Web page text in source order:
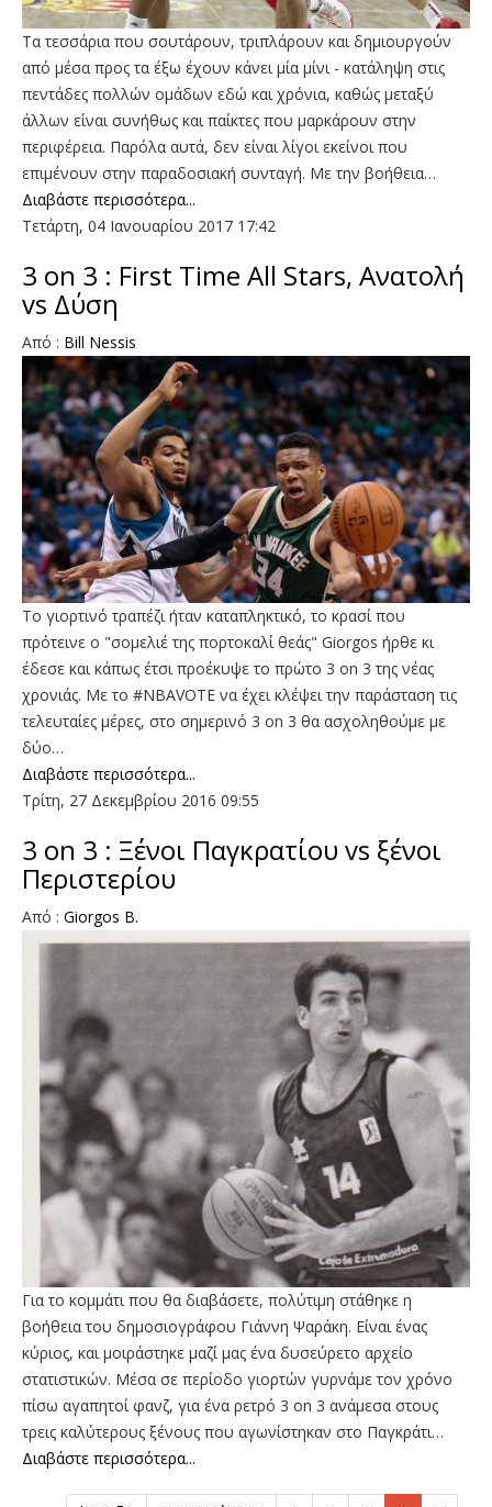
Τα τεσσάρια που σουτάρουν, τριπλάρουν και δημιουργούν
από μέσα προς τα έξω έχουν κάνει μία μίνι - κατάληψη στις
πεντάδες πολλών ομάδων εδώ και χρόνια, καθώς μεταξύ
άλλων είναι συνήθως και παίκτες που μαρκάρουν στην
περιφέρεια. Παρόλα αυτά, δεν είναι λίγοι εκείνοι που
επιμένουν στην παραδοσιακή συνταγή. Με την βοήθεια…
Διαβάστε περισσότερα...
Τετάρτη, 04 Ιανουαρίου 2017 17:42
3 οn 3 : First Time All Stars, Ανατολή
vs Δύση
Από : Bill Nessis
Το γιορτινό τραπέζι ήταν καταπληκτικό, το κρασί που
πρότεινε ο "σομελιέ της πορτοκαλί θεάς" Giorgos ήρθε κι
έδεσε και κάπως έτσι προέκυψε το πρώτο 3 on 3 της νέας
χρονιάς. Με το #NBAVOTE να έχει κλέψει την παράσταση τις
τελευταίες μέρες, στο σημερινό 3 on 3 θα ασχοληθούμε με
δύο…
Διαβάστε περισσότερα...
Τρίτη, 27 Δεκεμβρίου 2016 09:55
3 on 3 : Ξένοι Παγκρατίου vs ξένοι
Περιστερίου
Από : Giorgos B.
Για το κομμάτι που θα διαβάσετε, πολύτιμη στάθηκε η
βοήθεια του δημοσιογράφου Γιάννη Ψαράκη. Είναι ένας
κύριος, και μοιράστηκε μαζί μας ένα δυσεύρετο αρχείο
στατιστικών. Μέσα σε περίοδο γιορτών γυρνάμε τον χρόνο
πίσω αγαπητοί φανζ, για ένα ρετρό 3 on 3 ανάμεσα στους
τρεις καλύτερους ξένους που αγωνίστηκαν στο Παγκράτι…
Διαβάστε περισσότερα...